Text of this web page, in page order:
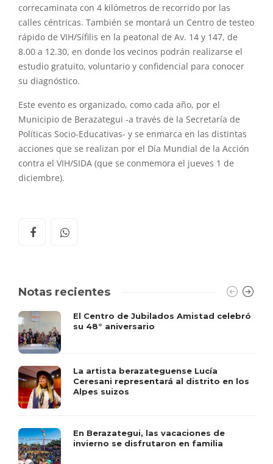
correcaminata con 4 kilómetros de recorrido por las
calles céntricas. También se montará un Centro de testeo
rápido de VIH/Sífilis en la peatonal de Av. 14 y 147, de
8.00 a 12.30, en donde los vecinos podrán realizarse el
estudio gratuito, voluntario y confidencial para conocer
su diagnóstico.
Este evento es organizado, como cada año, por el
Municipio de Berazategui -a través de la Secretaría de
Políticas Socio-Educativas- y se enmarca en las distintas
acciones que se realizan por el Día Mundial de la Acción
contra el VIH/SIDA (que se conmemora el jueves 1 de
diciembre).
Notas recientes
El Centro de Jubilados Amistad celebró
su 48° aniversario
La artista berazateguense Lucía
Ceresani representará al distrito en los
Alpes suizos
En Berazategui, las vacaciones de
invierno se disfrutaron en familia